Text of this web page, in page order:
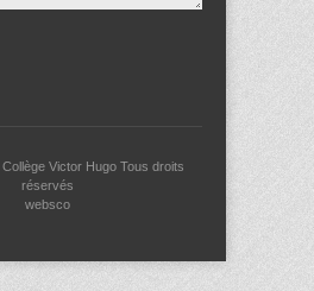
Collège Victor Hugo Tous droits
réservés
websco